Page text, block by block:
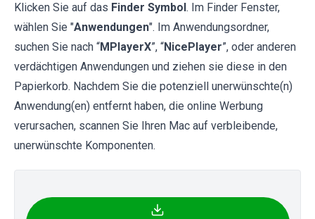
Klicken Sie auf das Finder Symbol . Im Finder Fenster,
wählen Sie "Anwendungen". Im Anwendungsordner,
suchen Sie nach “MPlayerX”, “NicePlayer”, oder anderen
verdächtigen Anwendungen und ziehen sie diese in den
Papierkorb. Nachdem Sie die potenziell unerwünschte(n)
Anwendung(en) entfernt haben, die online Werbung
verursachen, scannen Sie Ihren Mac auf verbleibende,
unerwünschte Komponenten.